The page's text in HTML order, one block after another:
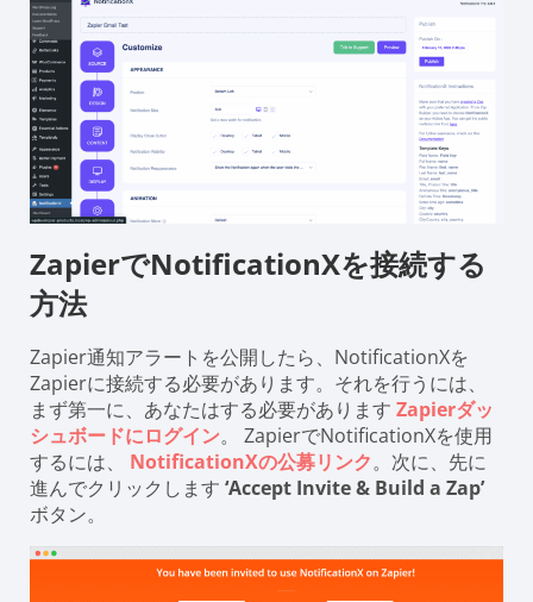
ZapierでNotificationXを接続する
方法
Zapier通知アラートを公開したら、NotificationXを
Zapierに接続する必要があります。それを行うには、
まず第一に、あなたはする必要があります Zapierダッ
シュボードにログイン。 ZapierでNotificationXを使用
するには、 NotificationXの公募リンク。次に、先に
進んでクリックします ‘Accept Invite & Build a Zap’
ボタン。